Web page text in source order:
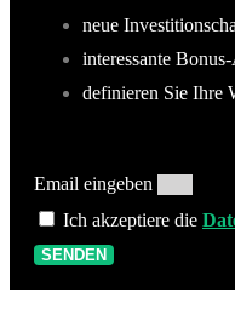
neue
interessante
definieren Sie Ihre
Email eingeben
Ich akzeptiere die
SENDEN